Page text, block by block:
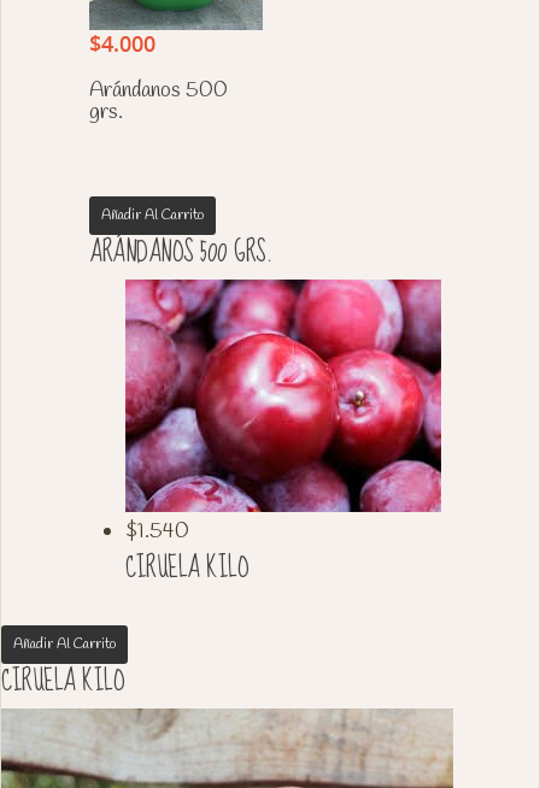
$4.000
Arándanos 500
grs.
Añadir Al Carrito
ARÁNDANOS 500 GRS.
$1.540
CIRUELA KILO
Añadir Al Carrito
CIRUELA KILO